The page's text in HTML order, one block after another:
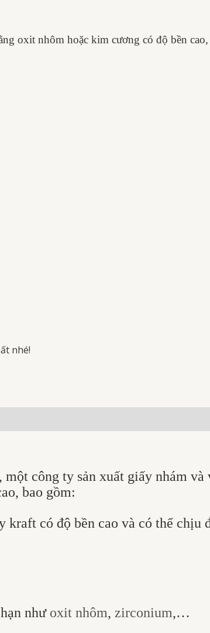
oxit nhôm hoặc kim cương có độ bền
nhé!
công ty sản xuất giấy nhám
bao gồm:
có độ bền cao và có thể chịu
như oxit nhôm, zirconium,…